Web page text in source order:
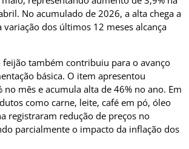
No acumulado de 2026, a alta chega a
variação dos últimos 12 meses alcança
também contribuiu para o avanço
básica. O item apresentou
no mês e acumula alta de 46% no ano. Em
como carne, leite, café em pó, óleo
registraram redução de preços no
parcialmente o impacto da inflação dos